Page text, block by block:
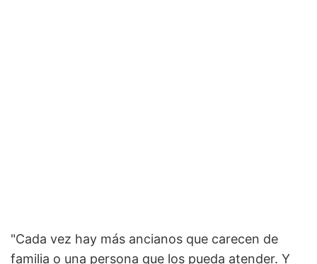
"Cada vez hay más ancianos que carecen de
familia o una persona que los pueda atender. Y